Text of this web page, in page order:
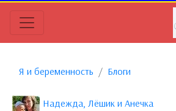
Я и беременность Блоги
Надежда, Лёшик и Анечка